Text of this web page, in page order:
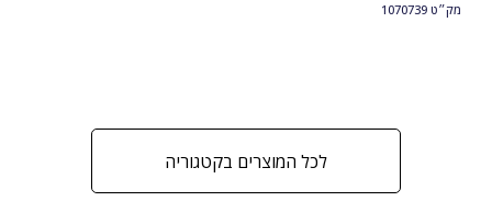
מק״ט1070739
לכל המוצרים בקטגוריה